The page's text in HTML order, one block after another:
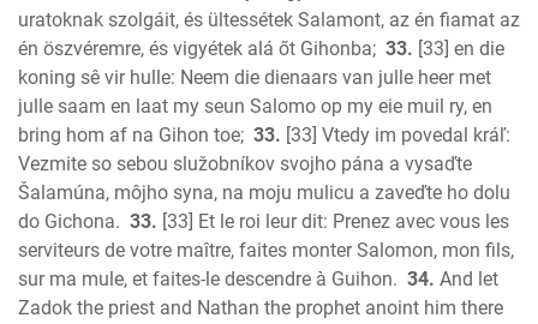
uratoknak szolgáit, és ültessétek Salamont, az én fiamat az
én öszvéremre, és vigyétek alá őt Gihonba; 33. [33] en die
koning sê vir hulle: Neem die dienaars van julle heer met
julle saam en laat my seun Salomo op my eie muil ry, en
bring hom af na Gihon toe; 33. [33] Vtedy im povedal kráľ:
Vezmite so sebou služobníkov svojho pána a vysaďte
Šalamúna, môjho syna, na moju mulicu a zaveďte ho dolu
do Gichona. 33. [33] Et le roi leur dit: Prenez avec vous les
serviteurs de votre maître, faites monter Salomon, mon fils,
sur ma mule, et faites-le descendre à Guihon. 34. And let
Zadok the priest and Nathan the prophet anoint him there